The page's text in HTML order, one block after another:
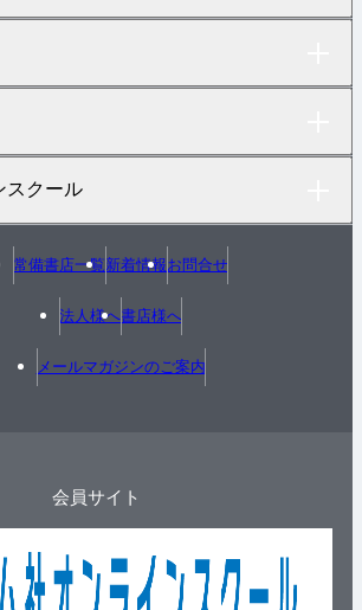
スクール
常備書店一覧新着情報お問合せ
法人様へ書店様へ
メールマガジンのご案内
会員サイト